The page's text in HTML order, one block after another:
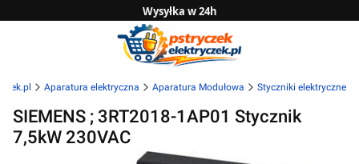
Wysyłka w 24h
Zwrot do 14 dni
Sprawdź naszą ofertę B2B
Aparatura elektryczna Aparatura Modułowa Styczniki elektryczne
SIEMENS ; 3RT2018-1AP01 Stycznik
7,5kW 230VAC